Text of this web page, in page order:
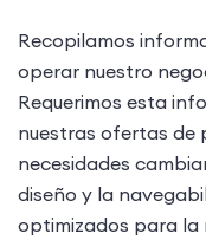
Recopilamos
operar nuestro
Requerimos esta
nuestras ofertas de
necesidades
diseño y la
optimizados para la